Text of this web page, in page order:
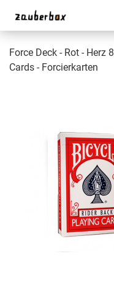
Force Deck - Rot - Herz
Cards - Forcierkarten